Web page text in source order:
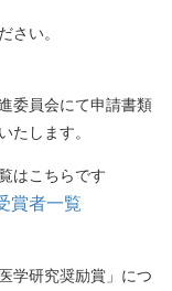
さい。
委員会にて申請書類
たします。
はこちらです
賞者一覧
学研究奨励賞」につ